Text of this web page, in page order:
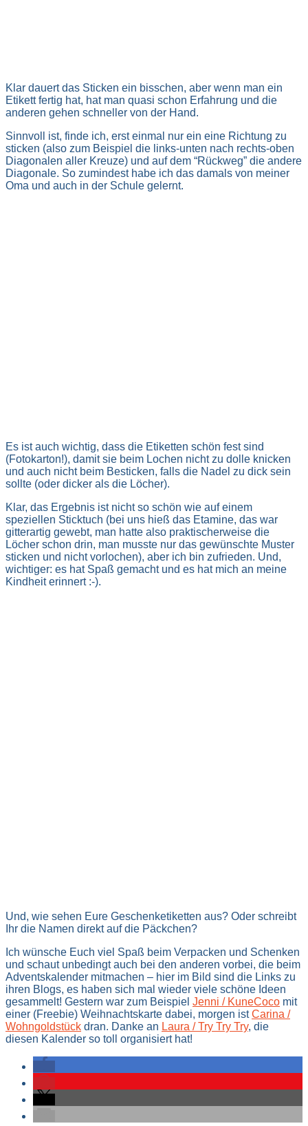
Klar dauert das Sticken ein bisschen, aber wenn man ein
Etikett fertig hat, hat man quasi schon Erfahrung und die
anderen gehen schneller von der Hand.
Sinnvoll ist, finde ich, erst einmal nur ein eine Richtung zu
sticken (also zum Beispiel die links-unten nach rechts-oben
Diagonalen aller Kreuze) und auf dem “Rückweg” die andere
Diagonale. So zumindest habe ich das damals von meiner
Oma und auch in der Schule gelernt.
Es ist auch wichtig, dass die Etiketten schön fest sind
(Fotokarton!), damit sie beim Lochen nicht zu dolle knicken
und auch nicht beim Besticken, falls die Nadel zu dick sein
sollte (oder dicker als die Löcher).
Klar, das Ergebnis ist nicht so schön wie auf einem
speziellen Sticktuch (bei uns hieß das Etamine, das war
gitterartig gewebt, man hatte also praktischerweise die
Löcher schon drin, man musste nur das gewünschte Muster
sticken und nicht vorlochen), aber ich bin zufrieden. Und,
wichtiger: es hat Spaß gemacht und es hat mich an meine
Kindheit erinnert :-).
Und, wie sehen Eure Geschenketiketten aus? Oder schreibt
Ihr die Namen direkt auf die Päckchen?
Ich wünsche Euch viel Spaß beim Verpacken und Schenken
und schaut unbedingt auch bei den anderen vorbei, die beim
Adventskalender mitmachen – hier im Bild sind die Links zu
ihren Blogs, es haben sich mal wieder viele schöne Ideen
gesammelt! Gestern war zum Beispiel Jenni / KuneCoco mit
einer (Freebie) Weihnachtskarte dabei, morgen istCarina /
Wohngoldstück dran. Danke an Laura / Try Try Try, die
diesen Kalender so toll organisiert hat!